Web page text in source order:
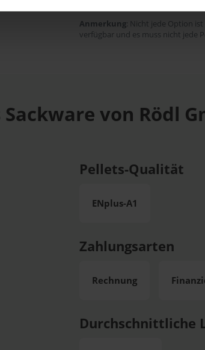
Anmerkung: Nicht jede Option
verfügbar und es muss nicht jede
von Rödl
Pellets-Qualität
ENplus-A1
Zahlungsarten
Rechnung
Durchschnittliche